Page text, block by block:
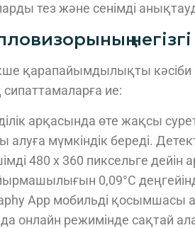
тез және сенімді
қарапайымдылықты кәсіби
сипаттамаларға ие:
арқасында өте жақсы
мүмкіндік береді.
480 x 360 пиксельге дейін
0,09°C
App мобильді қосымшасы
онлайн режимінде сақтай